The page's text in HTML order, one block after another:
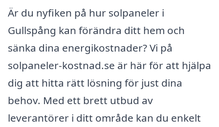
Är du nyfiken på hur solpaneler i
Gullspång kan förändra ditt hem och
sänka dina energikostnader? Vi på
solpaneler-kostnad.se är här för att hjälpa
dig att hitta rätt lösning för just dina
behov. Med ett brett utbud av
leverantörer i ditt område kan du enkelt